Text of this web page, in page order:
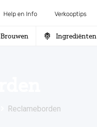
Help en Info Verkooptips
Brouwen Ingrediënten
Reclameborden